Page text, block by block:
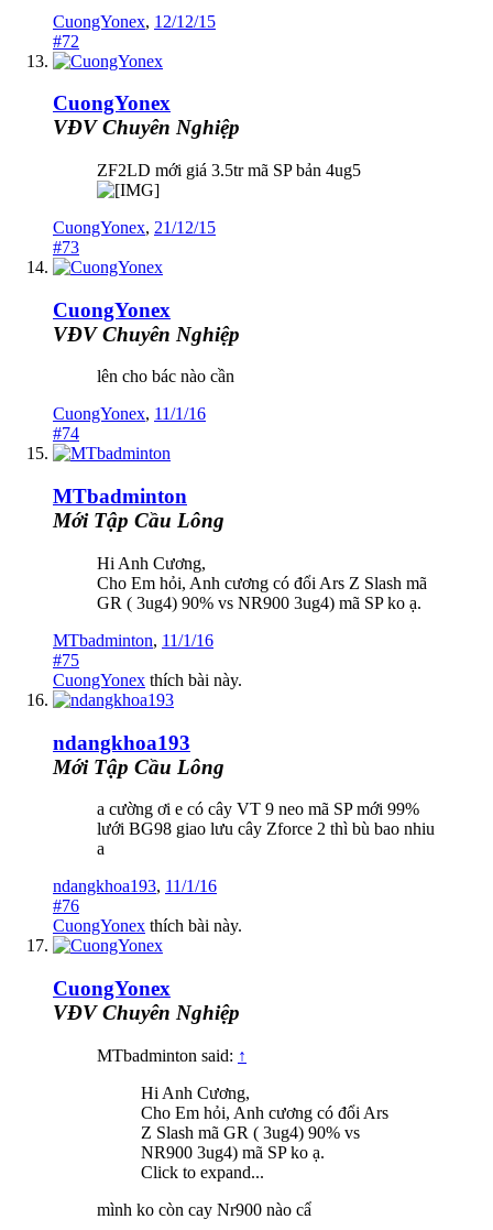
CuongYonex, 12/12/15
#72
CuongYonex
VĐV Chuyên Nghiệp
ZF2LD mới giá 3.5tr mã SP bản 4ug5
CuongYonex, 21/12/15
#73
CuongYonex
VĐV Chuyên Nghiệp
lên cho bác nào cần
CuongYonex, 11/1/16
#74
MTbadminton
Mới Tập Cầu Lông
Hi Anh Cương,
Cho Em hỏi, Anh cương có đổi Ars Z Slash mã
GR ( 3ug4) 90% vs NR900 3ug4) mã SP ko ạ.
MTbadminton, 11/1/16
#75
CuongYonex thích bài này.
ndangkhoa193
Mới Tập Cầu Lông
a cường ơi e có cây VT 9 neo mã SP mới 99%
lưới BG98 giao lưu cây Zforce 2 thì bù bao nhiu
a
ndangkhoa193, 11/1/16
#76
CuongYonex thích bài này.
CuongYonex
VĐV Chuyên Nghiệp
MTbadminton said: ↑
Hi Anh Cương,
Cho Em hỏi, Anh cương có đổi Ars
Z Slash mã GR ( 3ug4) 90% vs
NR900 3ug4) mã SP ko ạ.
Click to expand...
mình ko còn cay Nr900 nào cẩ